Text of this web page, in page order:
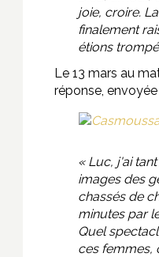
joie, croire.
finalement
étions
Le 13 mars au
réponse,
« Luc, j'ai
images des
chassés de
minutes par
Quel
ces femmes,